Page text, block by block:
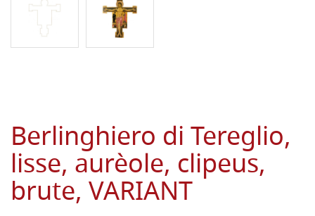
Berlinghiero di Tereglio,
lisse, aurèole, clipeus,
brute, VARIANT